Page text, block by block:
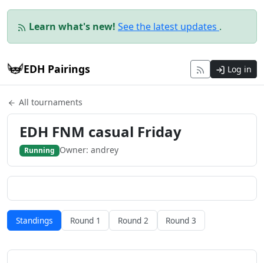
Learn what's new! See the latest updates .
EDH Pairings Log in
All tournaments
EDH FNM casual Friday
Running Owner: andrey
Standings Round 1 Round 2 Round 3